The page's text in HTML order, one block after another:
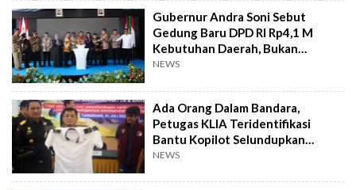
Gubernur Andra Soni Sebut
Gedung Baru DPD RI Rp4,1 M
Kebutuhan Daerah, Bukan
Senator
NEWS
Ada Orang Dalam Bandara,
Petugas KLIA Teridentifikasi
Bantu Kopilot Selundupkan
Ekstasi ke Indonesia
NEWS